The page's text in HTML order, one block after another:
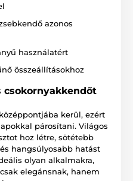
azonos
használatért
összeállításokhoz
csokornyakkendőt
kerül, ezért
párosítani. Világos
hoz létre, sötétebb
hangsúlyosabb hatást
olyan alkalmakra,
elegánsnak, hanem